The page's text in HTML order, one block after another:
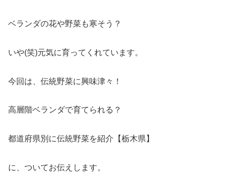
ベランダの花や野菜も寒そう？
いや(笑)元気に育ってくれています。
今回は、伝統野菜に興味津々！
高層階ベランダで育てられる？
都道府県別に伝統野菜を紹介【栃木県】
に、ついてお伝えします。